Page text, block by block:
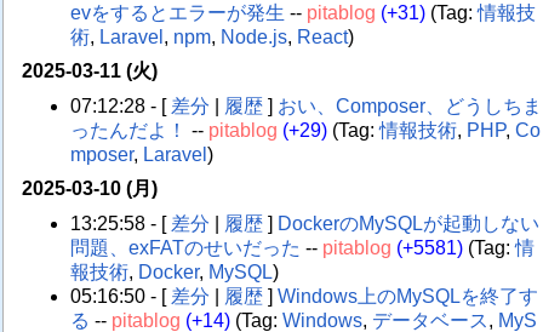
evをするとエラーが発生 -- pitablog (+31) (Tag:情報技
術, Laravel , npm, Node.js, React)
2025-03-11 (火)
07:12:28 - [ 差分 履歴 ] おい、Composer、どうしちま
ったんだよ！
-- pitablog (+29) (Tag:情報技術, PHP,Co
mposer, Laravel)
2025-03-10 (月)
13:25:58 - [ 差分 履歴 ] DockerのMySQLが起動しない
問題、exFATのせいだった -- pitablog (+5581) (Tag:情
報技術, Docker, MySQL)
05:16:50 - [ 差分 履歴 ]Windows上のMySQLを終了す
る -- pitablog (+14) (Tag:Windows, データベース, MyS